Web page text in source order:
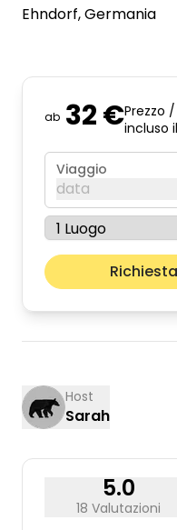
Contatti
Select language
Ehndorf, Germania
ab 32 €Prezzo
incluso
Viaggio
data
agosto 2026
mar mer
17
24
25
Host
Sarah
5.0
18 Valutazioni